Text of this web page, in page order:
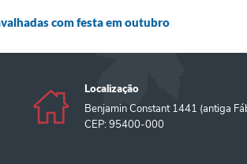
com festa em outubro
Localização
Benjamin Constant 1441 (antiga
CEP: 95400-000